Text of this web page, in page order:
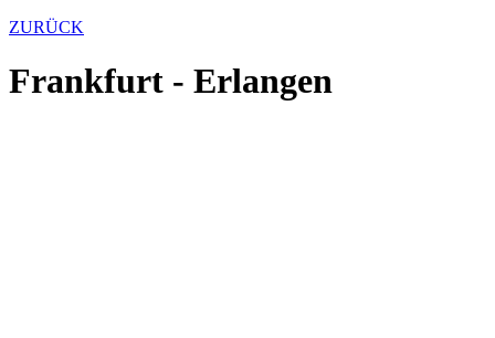
ZURÜCK
Frankfurt - Erlangen